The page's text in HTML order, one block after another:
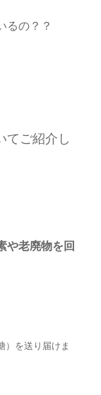
るの？？
てご紹介し
や老廃物を回
）を送り届けま